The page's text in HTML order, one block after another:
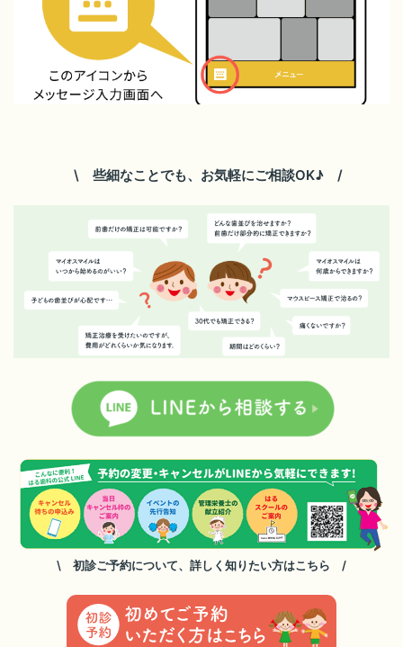
\ 些細なことでも、お気軽にご相談OK♪ /
\ 初診ご予約について、詳しく知りたい方はこちら /